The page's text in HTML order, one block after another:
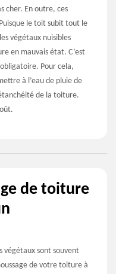
cher. En outre, ces
le toit subit tout le
végétaux nuisibles
en mauvais état. C’est
Pour cela,
à l’eau de pluie de
de la toiture.
de toiture
végétaux sont souvent
de votre toiture à